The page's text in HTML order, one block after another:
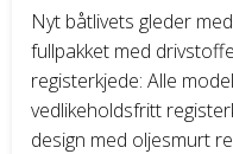
Nyt båtlivets gleder
fullpakket med
registerkjede: Alle
vedlikeholdsfritt
design med oljesmurt